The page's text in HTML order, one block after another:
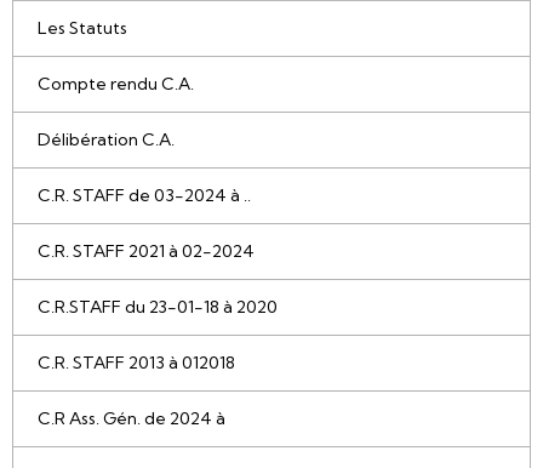
Les Statuts
Compte rendu C.A.
Délibération C.A.
C.R. STAFF de 03-2024 à ..
C.R. STAFF 2021 à 02-2024
C.R.STAFF du 23-01-18 à 2020
C.R. STAFF 2013 à 012018
C.R Ass. Gén. de 2024 à